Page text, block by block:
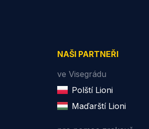
NAŠI PARTNEŘI
ve Visegrádu
Polští Lioni
Maďarští Lioni